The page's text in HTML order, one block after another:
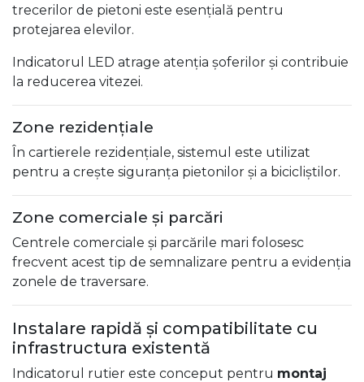
trecerilor de pietoni este esențială pentru
protejarea elevilor.
Indicatorul LED atrage atenția șoferilor și contribuie
la reducerea vitezei.
Zone rezidențiale
În cartierele rezidențiale, sistemul este utilizat
pentru a crește siguranța pietonilor și a bicicliștilor.
Zone comerciale și parcări
Centrele comerciale și parcările mari folosesc
frecvent acest tip de semnalizare pentru a evidenția
zonele de traversare.
Instalare rapidă și compatibilitate cu
infrastructura existentă
Indicatorul rutier este conceput pentru montaj